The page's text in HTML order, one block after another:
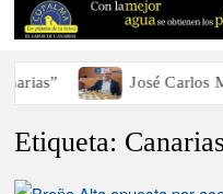
José Carlos
Etiqueta: